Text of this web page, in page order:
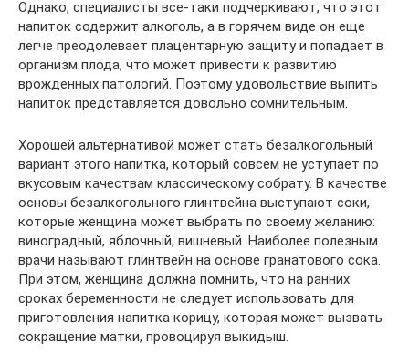
Однако, специалисты все-таки подчеркивают, что этот
напиток содержит алкоголь, а в горячем виде он еще
легче преодолевает плацентарную защиту и попадает в
организм плода, что может привести к развитию
врожденных патологий. Поэтому удовольствие выпить
напиток представляется довольно сомнительным.
Хорошей альтернативой может стать безалкогольный
вариант этого напитка, который совсем не уступает по
вкусовым качествам классическому собрату. В качестве
основы безалкогольного глинтвейна выступают соки,
которые женщина может выбрать по своему желанию:
виноградный, яблочный, вишневый. Наиболее полезным
врачи называют глинтвейн на основе гранатового сока.
При этом, женщина должна помнить, что на ранних
сроках беременности не следует использовать для
приготовления напитка корицу, которая может вызвать
сокращение матки, провоцируя выкидыш.